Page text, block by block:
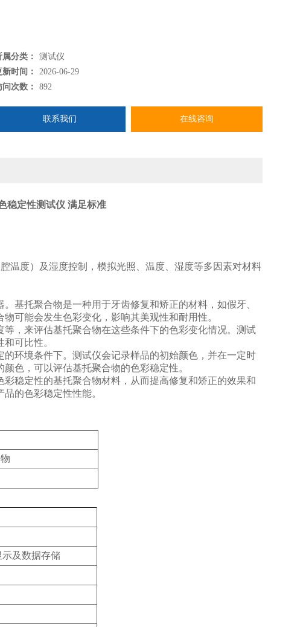
属分类：
测试仪
新时间：
2026-06-29
问次数：
892
联系我们 在线咨询
稳定性测试仪 满足标准
温度）及湿度控制，模拟光照、温度、湿度等多因素对材料
基托聚合物是一种用于牙齿修复和矫正的材料，如假牙、
可能会发生色彩变化，影响其美观性和耐用性。
，来评估基托聚合物在这些条件下的色彩变化情况。测试
可比性。
环境条件下。测试仪会记录样品的初始颜色，并在一定时
色，可以评估基托聚合物的色彩稳定性。
稳定性的基托聚合物材料，从而提高修复和矫正的效果和
的色彩稳定性性能。
及数据存储